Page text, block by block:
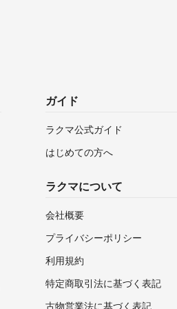
ガイド
ラクマ公式ガイド
はじめての方へ
ラクマについて
会社概要
プライバシーポリシー
利用規約
特定商取引法に基づく表記
古物営業法に基づく表記